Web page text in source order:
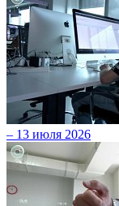
– 13 июля 2026